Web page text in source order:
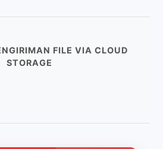
FILE VIA CLOUD
STORAGE